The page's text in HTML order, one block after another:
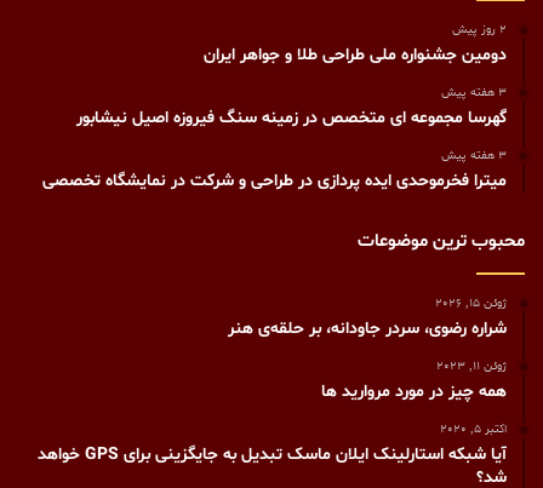
2 روز پیش
دومین جشنواره ملی طراحی طلا و جواهر ایران
3 هفته پیش
گهرسا مجموعه ای متخصص در زمینه سنگ فیروزه اصیل نیشابور
3 هفته پیش
میترا فخرموحدی ایده پردازی در طراحی و شرکت در نمایشگاه تخصصی
محبوب ترین موضوعات
ژوئن 15, 2026
شراره رضوی، سردر جاودانه، بر حلقه‌ی هنر
ژوئن 11, 2023
همه چیز در مورد مروارید ها
اکتبر 5, 2020
آیا شبکه استارلینک ایلان ماسک تبدیل به جایگزینی برای GPS خواهد
شد؟